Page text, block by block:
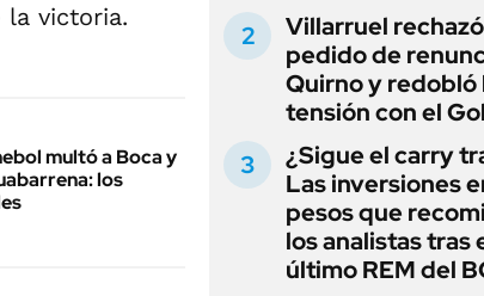
victoria.
multó a Boca y
los
Villarruel
pedido de
Quirno y redobló
tensión con el
¿Sigue el carry
Las inversiones
pesos que
los analistas tras
último REM del